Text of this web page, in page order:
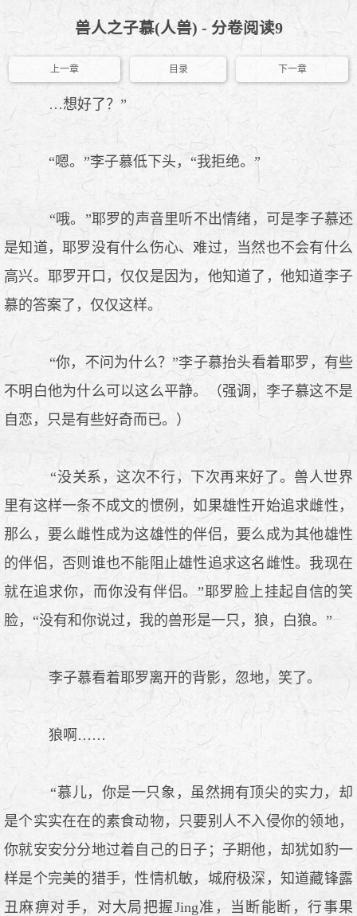
兽人之子慕(人兽) - 分卷阅读9
上一章 目录 下一章
…想好了？”
“嗯。”李子慕低下头，“我拒绝。”
“哦。”耶罗的声音里听不出情绪，可是李子慕还
是知道，耶罗没有什么伤心、难过，当然也不会有什么
高兴。耶罗开口，仅仅是因为，他知道了，他知道李子
慕的答案了，仅仅这样。
“你，不问为什么？”李子慕抬头看着耶罗，有些
不明白他为什么可以这么平静。（强调，李子慕这不是
自恋，只是有些好奇而已。）
“没关系，这次不行，下次再来好了。兽人世界
里有这样一条不成文的惯例，如果雄性开始追求雌性，
那么，要么雌性成为这雄性的伴侣，要么成为其他雄性
的伴侣，否则谁也不能阻止雄性追求这名雌性。我现在
就在追求你，而你没有伴侣。”耶罗脸上挂起自信的笑
脸，“没有和你说过，我的兽形是一只，狼，白狼。”
李子慕看着耶罗离开的背影，忽地，笑了。
狼啊……
“慕儿，你是一只象，虽然拥有顶尖的实力，却
是个实实在在的素食动物，只要别人不入侵你的领地，
你就安安分分地过着自己的日子；子期他，却犹如豹一
样是个完美的猎手，性情机敏，城府极深，知道藏锋露
丑麻痹对手，对大局把握Jing准，当断能断，行事果